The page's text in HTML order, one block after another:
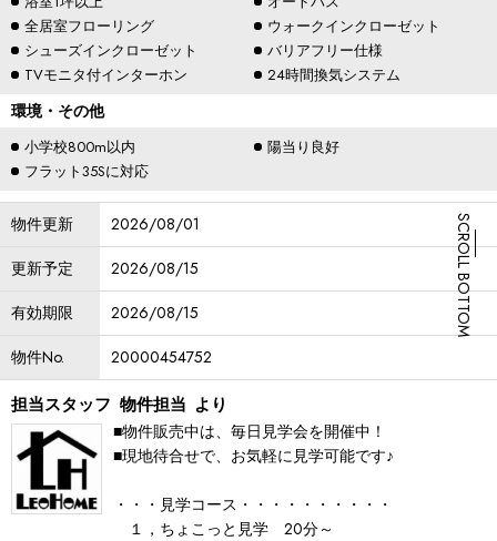
全居室フローリング
ウォークインクローゼット
シューズインクローゼット
バリアフリー仕様
TVモニタ付インターホン
24時間換気システム
環境・その他
小学校800m以内
陽当り良好
フラット35Sに対応
物件更新
2026/08/01
更新予定
2026/08/15
有効期限
2026/08/15
物件No.
20000454752
担当スタッフ 物件担当 より
■物件販売中は、毎日見学会を開催中！
■現地待合せで、お気軽に見学可能です♪
・・・見学コース・・・・・・・・・・
１，ちょこっと見学 20分～
SCROLL BOTTOM